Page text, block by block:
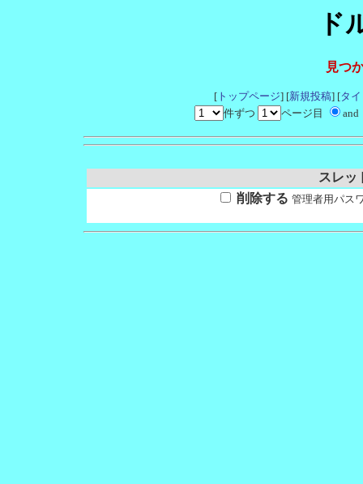
ド
見つ
[トップページ] [新規投稿] [タ
件ずつ
ページ目 and
スレッ
削除する 管理者用パス